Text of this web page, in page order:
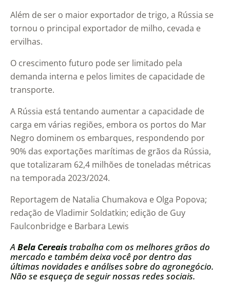
Além de ser o maior exportador de trigo, a Rússia se
tornou o principal exportador de milho, cevada e
ervilhas.
O crescimento futuro pode ser limitado pela
demanda interna e pelos limites de capacidade de
transporte.
A Rússia está tentando aumentar a capacidade de
carga em várias regiões, embora os portos do Mar
Negro dominem os embarques, respondendo por
90% das exportações marítimas de grãos da Rússia,
que totalizaram 62,4 milhões de toneladas métricas
na temporada 2023/2024.
Reportagem de Natalia Chumakova e Olga Popova;
redação de Vladimir Soldatkin; edição de Guy
Faulconbridge e Barbara Lewis
A Bela Cereais trabalha com os melhores grãos do
mercado e também deixa você por dentro das
últimas novidades e análises sobre do agronegócio.
Não se esqueça de seguir nossas redes sociais.